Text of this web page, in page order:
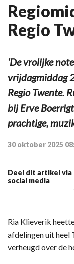
Regio
‘De vrolijke
vrijdagmiddag
Regio Twente.
bij Erve
prachtige,
30 oktober 2025
Deel dit artikel via
social media
Ria Klieverik
afdelingen uit heel
verheugd over de